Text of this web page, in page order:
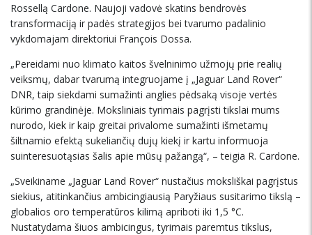
Rossellą Cardone. Naujoji vadovė skatins bendrovės
transformaciją ir padės strategijos bei tvarumo padalinio
vykdomajam direktoriui François Dossa.
„Pereidami nuo klimato kaitos švelninimo užmojų prie realių
veiksmų, dabar tvarumą integruojame į „Jaguar Land Rover“
DNR, taip siekdami sumažinti anglies pėdsaką visoje vertės
kūrimo grandinėje. Moksliniais tyrimais pagrįsti tikslai mums
nurodo, kiek ir kaip greitai privalome sumažinti išmetamų
šiltnamio efektą sukeliančių dujų kiekį ir kartu informuoja
suinteresuotąsias šalis apie mūsų pažangą“, – teigia R. Cardone.
„Sveikiname „Jaguar Land Rover“ nustačius moksliškai pagrįstus
siekius, atitinkančius ambicingiausią Paryžiaus susitarimo tikslą –
globalios oro temperatūros kilimą apriboti iki 1,5 °C.
Nustatydama šiuos ambicingus, tyrimais paremtus tikslus,